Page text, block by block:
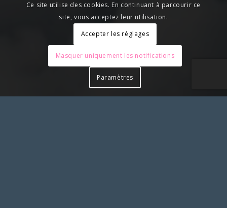
Ce site utilise des cookies. En continuant à parcourir ce
site, vous acceptez leur utilisation.
Accepter les réglages
Masquer uniquement les notifications
Paramètres